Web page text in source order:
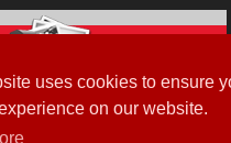
uses cookies to ensure
on our website.
menerima kiriman foto lokasi